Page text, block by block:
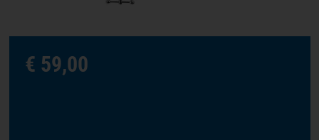
€ 59,00